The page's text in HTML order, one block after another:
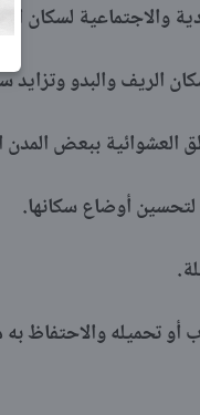
والاجتماعية لسكان
الريف والبدو وتزايد
العشوائية ببعض المدن
لتحسين أوضاع سكانها.
تحميله والاحتفاظ به